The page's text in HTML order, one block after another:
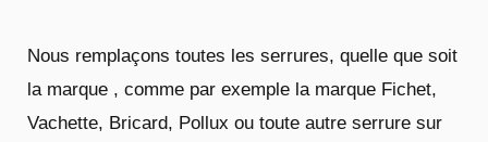
Nous remplaçons toutes les serrures, quelle que soit
la marque , comme par exemple la marque Fichet,
Vachette, Bricard, Pollux ou toute autre serrure sur